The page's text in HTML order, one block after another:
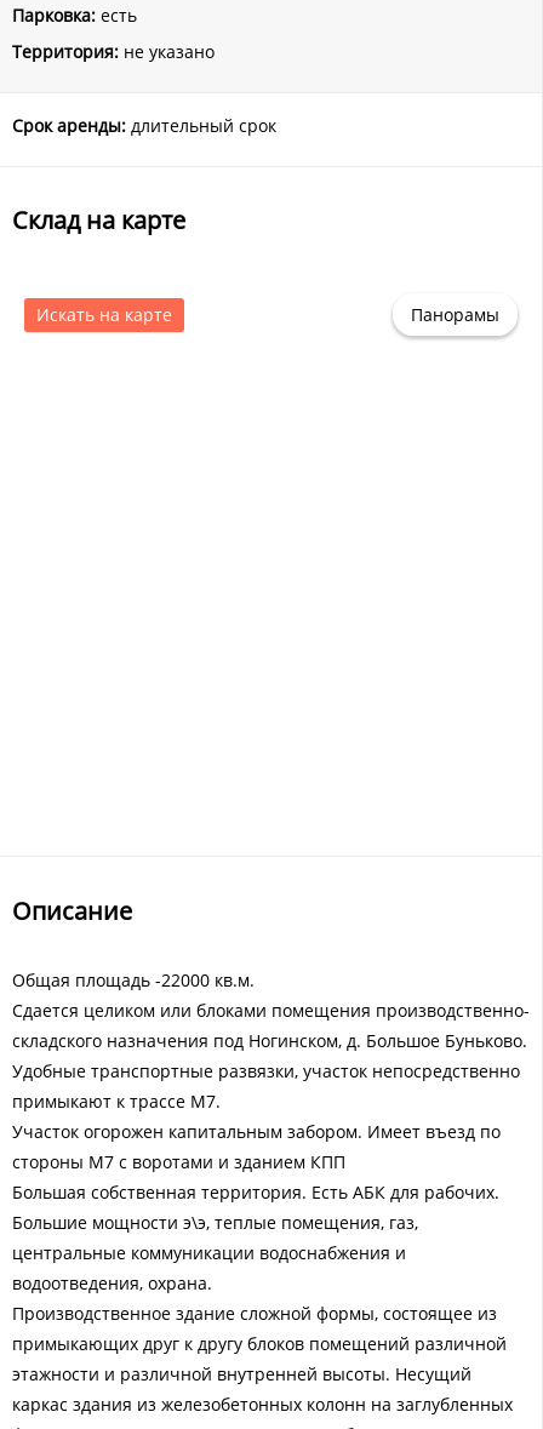
Парковка: есть
Территория: не указано
Срок аренды: длительный срок
Описание
Общая площадь -22000 кв.м.
Сдается целиком или блоками помещения производственно-
складского назначения под Ногинском, д. Большое Буньково.
Удобные транспортные развязки, участок непосредственно
примыкают к трассе М7.
Участок огорожен капитальным забором. Имеет въезд по
стороны М7 с воротами и зданием КПП
Большая собственная территория. Есть АБК для рабочих.
Большие мощности э\э, теплые помещения, газ,
центральные коммуникации водоснабжения и
водоотведения, охрана.
Производственное здание сложной формы, состоящее из
примыкающих друг к другу блоков помещений различной
этажности и различной внутренней высоты. Несущий
каркас здания из железобетонных колонн на заглубленных
Склад на карте
Искать на карте Панорамы